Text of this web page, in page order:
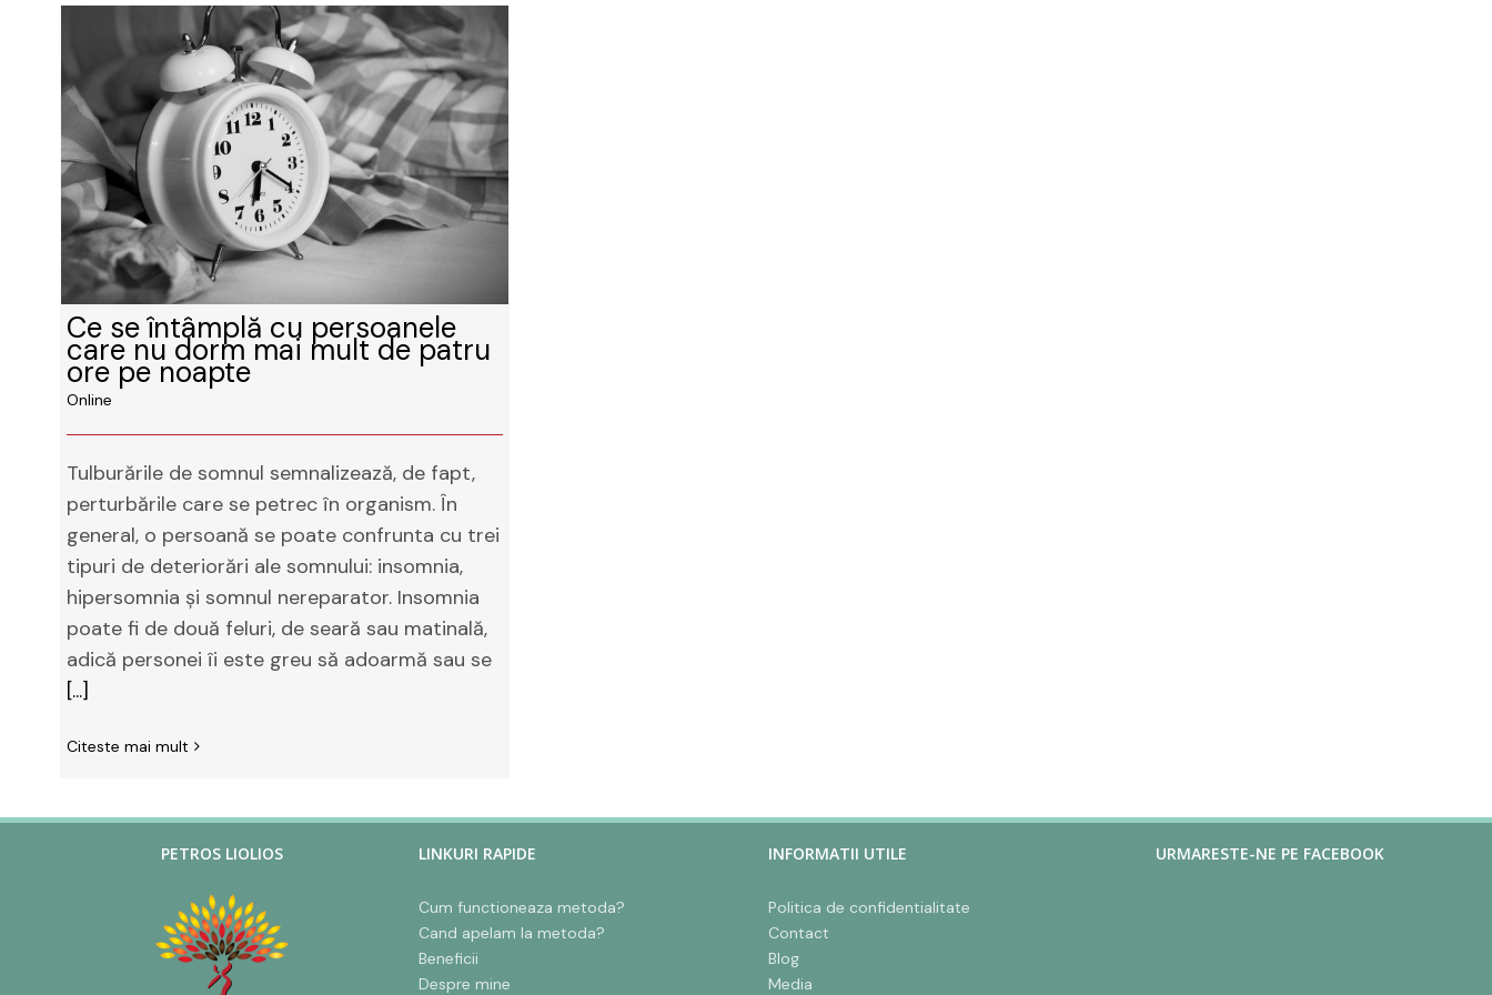
Ce se întâmplă cu persoanele
care nu dorm mai mult de patru
ore pe noapte
Online
Tulburările de somnul semnalizează, de fapt,
perturbările care se petrec în organism. În
general, o persoană se poate confrunta cu trei
tipuri de deteriorări ale somnului: insomnia,
hipersomnia şi somnul nereparator. Insomnia
poate fi de două feluri, de seară sau matinală,
adică personei îi este greu să adoarmă sau se
[...]
Citeste mai mult
PETROS LIOLIOS LINKURI RAPIDE
Cum functioneaza metoda?
Cand apelam la metoda?
Beneficii
Despre mine
INFORMATII UTILE
Politica de confidentialitate
Contact
Blog
Media
URMARESTE-NE PE FACEBOOK